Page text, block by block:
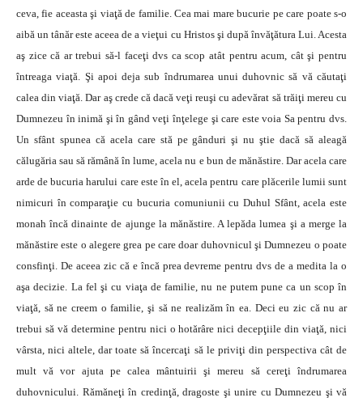
ceva, fie aceasta şi viaţă de familie. Cea mai mare bucurie pe care poate s-o
aibă un tânăr este aceea de a vieţui cu Hristos şi după învăţătura Lui. Acesta
aş zice că ar trebui să-l faceţi dvs ca scop atât pentru acum, cât şi pentru
întreaga viaţă. Şi apoi deja sub îndrumarea unui duhovnic să vă căutaţi
calea din viaţă. Dar aş crede că dacă veţi reuşi cu adevărat să trăiţi mereu cu
Dumnezeu în inimă şi în gând veţi înţelege şi care este voia Sa pentru dvs.
Un sfânt spunea că acela care stă pe gânduri şi nu ştie dacă să aleagă
călugăria sau să rămână în lume, acela nu e bun de mănăstire. Dar acela care
arde de bucuria harului care este în el, acela pentru care plăcerile lumii sunt
nimicuri în comparaţie cu bucuria comuniunii cu Duhul Sfânt, acela este
monah încă dinainte de ajunge la mănăstire. A lepăda lumea şi a merge la
mănăstire este o alegere grea pe care doar duhovnicul şi Dumnezeu o poate
consfinţi. De aceea zic că e încă prea devreme pentru dvs de a medita la o
aşa decizie. La fel şi cu viaţa de familie, nu ne putem pune ca un scop în
viaţă, să ne creem o familie, şi să ne realizăm în ea. Deci eu zic că nu ar
trebui să vă determine pentru nici o hotărâre nici decepţiile din viaţă, nici
vârsta, nici altele, dar toate să încercaţi să le priviţi din perspectiva cât de
mult vă vor ajuta pe calea mântuirii şi mereu să cereţi îndrumarea
duhovnicului. Rămăneţi în credinţă, dragoste şi unire cu Dumnezeu şi vă